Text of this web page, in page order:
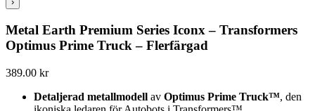
Metal Earth Premium Series Iconx – Transformers
Optimus Prime Truck – Flerfärgad
389.00 kr
Detaljerad metallmodell av Optimus Prime Truck™, den